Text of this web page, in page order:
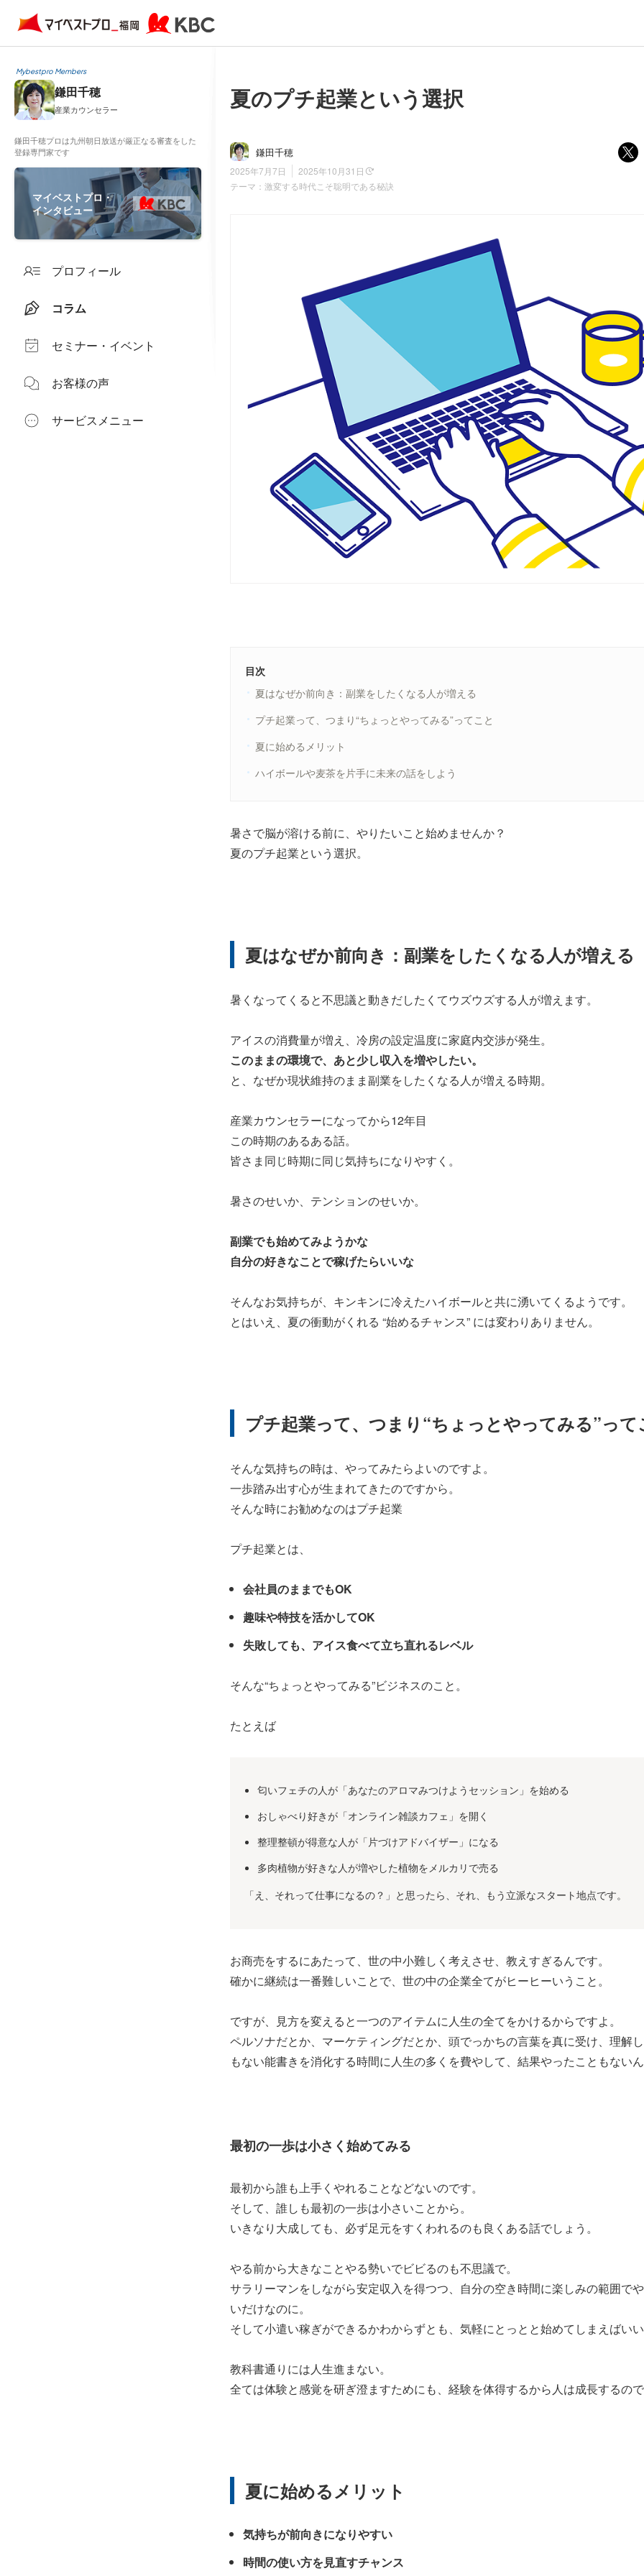
Mybestpro Members
鎌田千穂
産業カウンセラー
鎌田千穂プロは九州朝日放送が厳正なる審査をした
登録専門家です
マイベストプロ・
インタビュー
プロフィール
コラム
セミナー・イベント
お客様の声
サービスメニュー
夏のプチ起業という選択
鎌田千穂
2025年7月7日
2025年10月31日
テーマ： 激変する時代こそ聡明である秘訣
目次
夏はなぜか前向き：副業をしたくなる人が増える
プチ起業って、つまり“ちょっとやってみる”ってこと
夏に始めるメリット
ハイボールや麦茶を片手に未来の話をしよう
暑さで脳が溶ける前に、やりたいこと始めませんか？
夏のプチ起業という選択。
夏はなぜか前向き：副業をしたくなる人が増える
暑くなってくると不思議と動きだしたくてウズウズする人が増えます。
アイスの消費量が増え、冷房の設定温度に家庭内交渉が発生。
このままの環境で、あと少し収入を増やしたい。
と、なぜか現状維持のまま副業をしたくなる人が増える時期。
産業カウンセラーになってから12年目
この時期のあるある話。
皆さま同じ時期に同じ気持ちになりやすく。
暑さのせいか、テンションのせいか。
副業でも始めてみようかな
自分の好きなことで稼げたらいいな
そんなお気持ちが、キンキンに冷えたハイボールと共に湧いてくるようです。
とはいえ、夏の衝動がくれる “始めるチャンス” には変わりありません。
プチ起業って、つまり“ちょっとやってみる”って
そんな気持ちの時は、やってみたらよいのですよ。
一歩踏み出す心が生まれてきたのですから。
そんな時にお勧めなのはプチ起業
プチ起業とは、
会社員のままでもOK
趣味や特技を活かしてOK
失敗しても、アイス食べて立ち直れるレベル
そんな“ちょっとやってみる”ビジネスのこと。
たとえば
匂いフェチの人が「あなたのアロマみつけようセッション」を始める
おしゃべり好きが「オンライン雑談カフェ」を開く
整理整頓が得意な人が「片づけアドバイザー」になる
多肉植物が好きな人が増やした植物をメルカリで売る
「え、それって仕事になるの？」と思ったら、それ、もう立派なスタート地点です。
お商売をするにあたって、世の中小難しく考えさせ、教えすぎるんです。
確かに継続は一番難しいことで、世の中の企業全てがヒーヒーいうこと。
ですが、見方を変えると一つのアイテムに人生の全てをかけるからですよ。
ペルソナだとか、マーケティングだとか、頭でっかちの言葉を真に受け、理解
もない能書きを消化する時間に人生の多くを費やして、結果やったこともない
最初の一歩は小さく始めてみる
最初から誰も上手くやれることなどないのです。
そして、誰しも最初の一歩は小さいことから。
いきなり大成しても、必ず足元をすくわれるのも良くある話でしょう。
やる前から大きなことやる勢いでビビるのも不思議で。
サラリーマンをしながら安定収入を得つつ、自分の空き時間に楽しみの範囲で
いだけなのに。
そして小遣い稼ぎができるかわからずとも、気軽にとっとと始めてしまえばい
教科書通りには人生進まない。
全ては体験と感覚を研ぎ澄ますためにも、経験を体得するから人は成長するの
夏に始めるメリット
気持ちが前向きになりやすい
時間の使い方を見直すチャンス